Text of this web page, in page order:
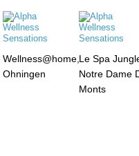
Wellness@home,
Ohningen
Le Spa
Notre Dame
Monts